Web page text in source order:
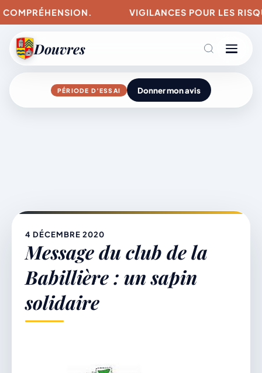
VIGILANCES POUR LES
Douvres
Agenda
Mairie & Vie municipale
Démarches & Vie pratique
Vie locale & Associations
PÉRIODE D’ESSAI Donner mon avis
4 DÉCEMBRE 2020
Message du club de la
Babillière : un sapin
solidaire